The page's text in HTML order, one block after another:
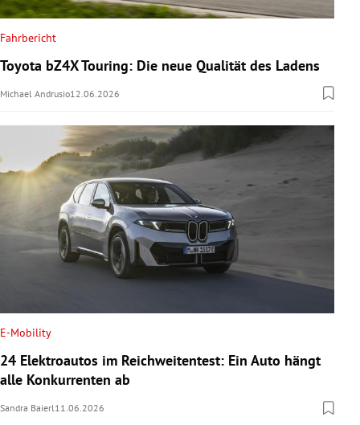
Fahrbericht
Toyota bZ4X Touring: Die neue Qualität des Ladens
Michael Andrusio12.06.2026
E-Mobility
24 Elektroautos im Reichweitentest: Ein Auto hängt
alle Konkurrenten ab
Sandra Baierl11.06.2026